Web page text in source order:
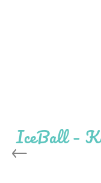
IceBall –